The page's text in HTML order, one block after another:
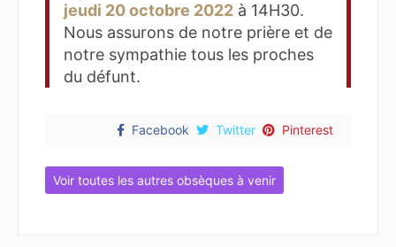
jeudi 20 octobre 2022 à 14H30.
Nous assurons de notre prière et de
notre sympathie tous les proches
du défunt.
Facebook Twitter Pinterest
Voir toutes les autres obsèques à venir